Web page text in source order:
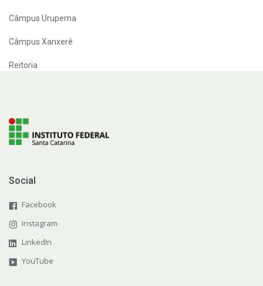
Câmpus Urupema
Câmpus Xanxerê
Reitoria
Social
Facebook
Instagram
LinkedIn
YouTube